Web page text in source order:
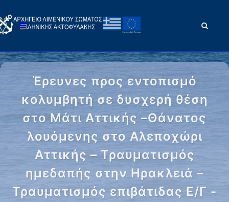
Έρευνες προς εντοπισμό
κολυμβητή σε δυσχερή θέση
στο Μάτι Αττικής –Θάνατος
λουόμενης στο Αλεποχώρι
Αττικής – Τραυματισμός
ημεδαπής στην Ηρακλειά –
Τραυματισμός επιβάτιδας Ε/Γ -